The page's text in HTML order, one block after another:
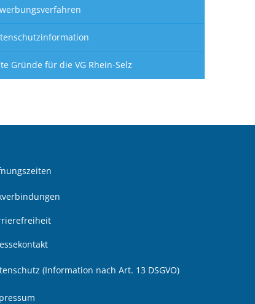
Gründe für die VG Rhein-Selz
(Information nach Art. 13 DSGVO)